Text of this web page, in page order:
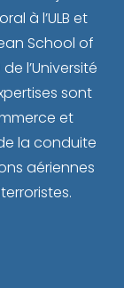
à l’ULB et
School of
l’Université
sont
et
la conduite
aériennes